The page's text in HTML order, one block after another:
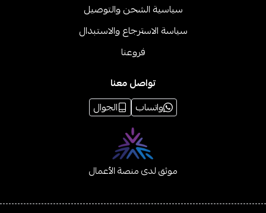
سياسية الشحن والتوصيل
سياسة الاسترجاع والاستبدال
فروعنا
تواصل معنا
واتساب
الجوال
موثق لدى منصة الأعمال